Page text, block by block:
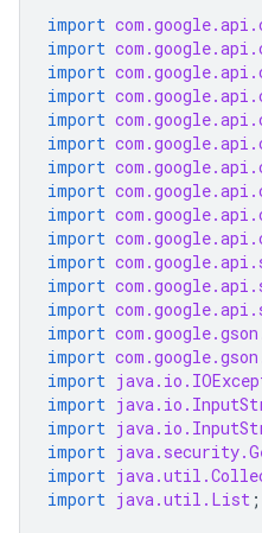
import
import
import
import
import
import
import
import
import
import
import
import
import
import
import
import
import
import
import
import
import java.util.List ;